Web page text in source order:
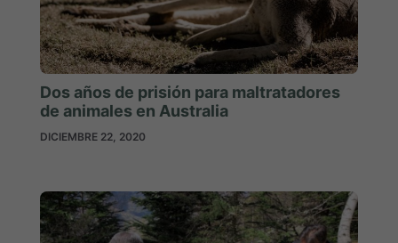
Dos años de prisión para maltratadores
de animales en Australia
DICIEMBRE 22, 2020